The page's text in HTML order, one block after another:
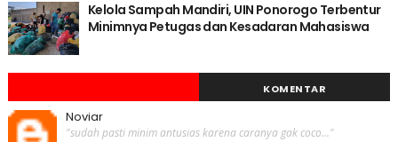
Kelola Sampah Mandiri, UIN Ponorogo Terbentur
Minimnya Petugas dan Kesadaran Mahasiswa
KOMENTAR
Noviar
"sudah pasti minim antusias karena caranya gak coco..."